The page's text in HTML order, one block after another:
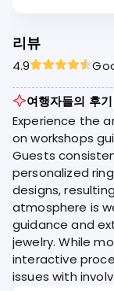
리뷰
4.9
여행자들의 후기
Experience the
on workshops
Guests
personalized
designs,
atmosphere is
guidance and
jewelry. While
interactive
issues with